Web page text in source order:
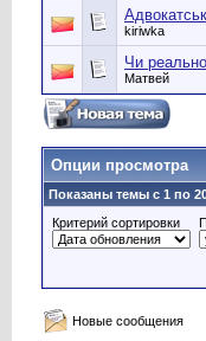
kiriwka
Чи
Матвей
Опции просмотра
Показаны темы с 1 по
Критерий сортировки
Новые сообщения